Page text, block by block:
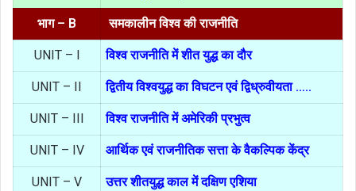
भाग – B समकालीन विश्व की राजनीति
UNIT – I विश्व राजनीति में शीत युद्ध का दौर
UNIT – II द्वितीय विश्वयुद्ध का विघटन एवं द्विध्रुवीयता …..
UNIT – III विश्व राजनीति में अमेरिकी प्रभुत्व
UNIT – IV आर्थिक एवं राजनीतिक सत्ता के वैकल्पिक केंद्र
UNIT – V उत्तर शीतयुद्ध काल में दक्षिण एशिया